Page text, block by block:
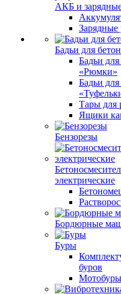
АКБ и
Зарядные
Бадьи для
Бадьи для
«Рюмки»
Бадьи для
Тары для
Ящики
Бензорезы
электрические
Бордюрные
Буры
буров
Мотобуры